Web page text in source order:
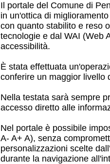
Il portale del Comune di
in un'ottica di
con quanto stabilito e reso
tecnologie e dal WAI (Web
accessibilità.
È stata effettuata
conferire un maggior livello
Nella testata sarà sempre
accesso diretto alle
Nel portale è possibile
A- A+ A), senza
personalizzazioni scelte
durante la navigazione